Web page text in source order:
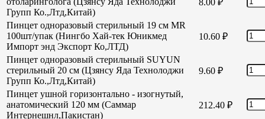
Групп Ко.,Лтд,Китай)
Пинцет одноразовый стерильный 19 см MR
100шт/упак (Нингбо Хай-тек Юникмед
Импорт энд Экспорт Ко,ЛТД)
10.60 ₽
Пинцет одноразовый стерильный SUYUN
стерильный 20 см (Цзянсу Яда Технолоджи
Групп Ко.,Лтд,Китай)
9.60 ₽
Пинцет ушной горизонтально - изогнутый,
анатомический 120 мм (Саммар
Интернешнл,Пакистан)
212.40 ₽